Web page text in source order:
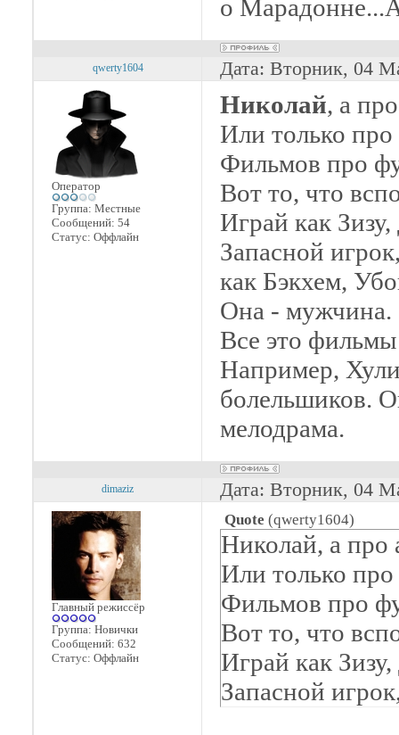
о
qwerty1604 Дата: Вторник, 04
Оператор
Группа: Местные
Сообщений: 54
Статус: Оффлайн
Николай, а
Или только
Фильмов про
Вот то, что
Играй как
Запасной
как Бэкхем,
Она - мужчина.
Все это
Например,
болельшиков.
мелодрама.
dimaziz Дата: Вторник, 04
Главный режиссёр
Группа: Новички
Сообщений: 632
Статус: Оффлайн
Quote (qwerty1604)
Николай, а про
Или только
Фильмов про
Вот то, что
Играй как
Запасной